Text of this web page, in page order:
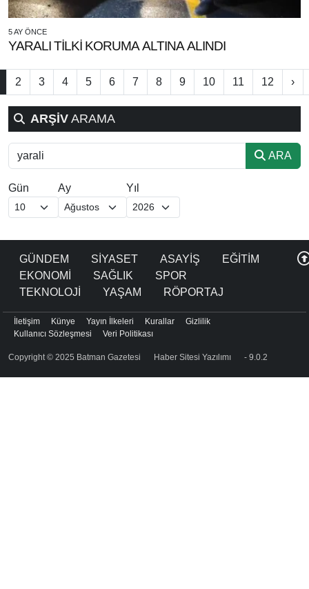
5 AY ÖNCE
YARALI TİLKİ KORUMA ALTINA ALINDI
2 3 4 5 6 7 8 9 10 11 12 ›
ARŞİV ARAMA
ARA
Gün Ay Yıl
GÜNDEM SİYASET ASAYİŞ
EĞİTİM
EKONOMİ
SAĞLIK
SPOR
TEKNOLOJİ
YAŞAM RÖPORTAJ
Copyright © 2025 Batman Gazetesi Haber Sitesi Yazılımı - 9.0.2
İletişim Künye Yayın İlkeleri Kurallar
Gizlilik
Kullanıcı Sözleşmesi
Veri Politikası